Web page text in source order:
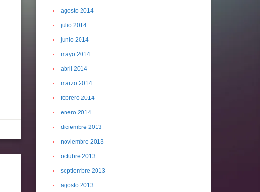
agosto 2014
julio 2014
junio 2014
mayo 2014
abril 2014
marzo 2014
febrero 2014
enero 2014
diciembre 2013
noviembre 2013
octubre 2013
septiembre 2013
agosto 2013